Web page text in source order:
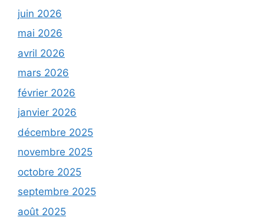
juin 2026
mai 2026
avril 2026
mars 2026
février 2026
janvier 2026
décembre 2025
novembre 2025
octobre 2025
septembre 2025
août 2025